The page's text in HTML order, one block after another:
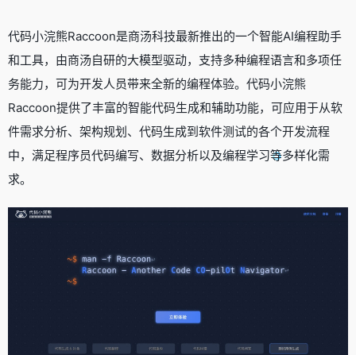
代码小浣熊Raccoon是商汤科技最新推出的一个智能AI编程助手
和工具，由商汤自研的大模型驱动，支持多种编程语言和多项任
务能力，可为开发人员带来全新的编程体验。代码小浣熊
Raccoon提供了丰富的智能代码生成和辅助功能，可应用于从软
件需求分析、架构规划、代码生成到软件测试的各个开发流程
中，满足程序员代码编写、数据分析以及编程学习等多样化需
求。